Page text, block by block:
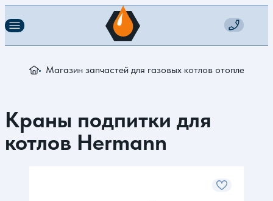
Магазин запчастей для газовых котлов отопления
Краны подпитки для
котлов Hermann